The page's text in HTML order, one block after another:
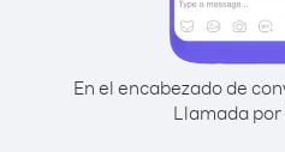
En el encabezado de
Llamada